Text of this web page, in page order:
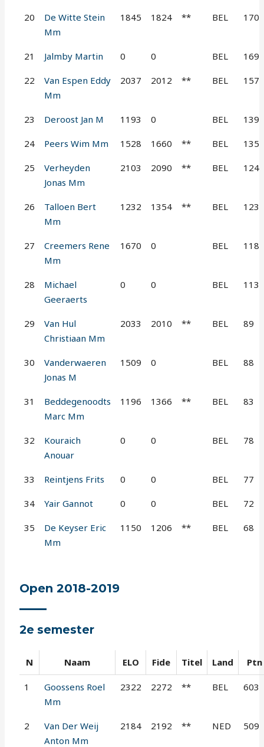
20
De Witte Stein
Mm
1845 1824 ** BEL 170
21 Jalmby Martin 0 0 BEL 169
22
Van Espen Eddy
Mm
2037 2012 ** BEL 157
23 Deroost Jan M 1193 0 BEL 139
24 Peers Wim Mm 1528 1660 ** BEL 135
25
Verheyden
Jonas Mm
2103 2090 ** BEL 124
26
Talloen Bert
Mm
1232 1354 ** BEL 123
27
Creemers Rene
Mm
1670 0 BEL 118
28
Michael
Geeraerts
0 0 BEL 113
29
Van Hul
Christiaan Mm
2033 2010 ** BEL 89
30
Vanderwaeren
Jonas M
1509 0 BEL 88
31
Beddegenoodts
Marc Mm
1196 1366 ** BEL 83
32
Kouraich
Anouar
0 0 BEL 78
33 Reintjens Frits 0 0 BEL 77
34 Yair Gannot 0 0 BEL 72
35
De Keyser Eric
Mm
1150 1206 ** BEL 68
Open 2018-2019
2e semester
N Naam ELO Fide Titel Land Ptn
1
Goossens Roel
Mm
2322 2272 ** BEL 603
2
Van Der Weij
Anton Mm
2184 2192 ** NED 509